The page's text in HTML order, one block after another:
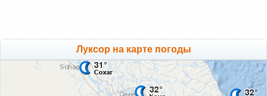
Луксор на карте погоды